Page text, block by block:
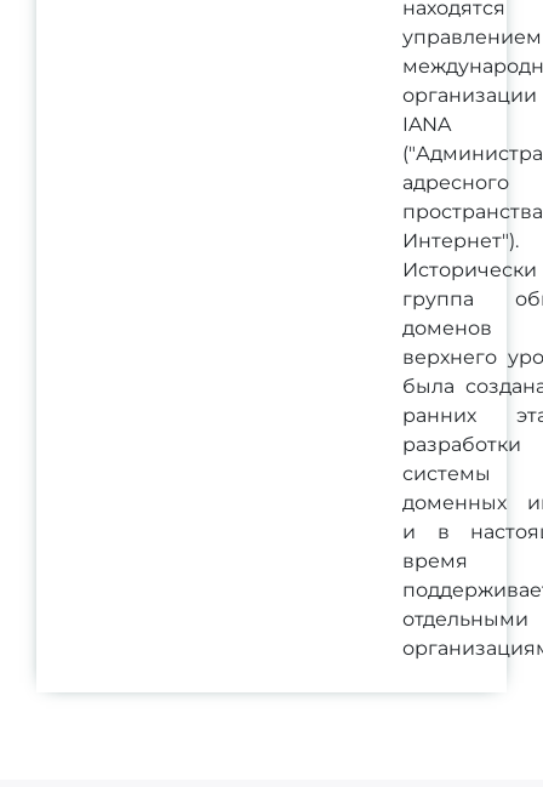
находятся
управлением
организации
IANA
адресного
пространства
Интернет").
Исторически
группа
доменов
верхнего
была
ранних
разработки
системы
доменных
и в
время
отдельными